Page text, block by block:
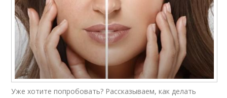
Уже хотите попробовать? Рассказываем, как делать